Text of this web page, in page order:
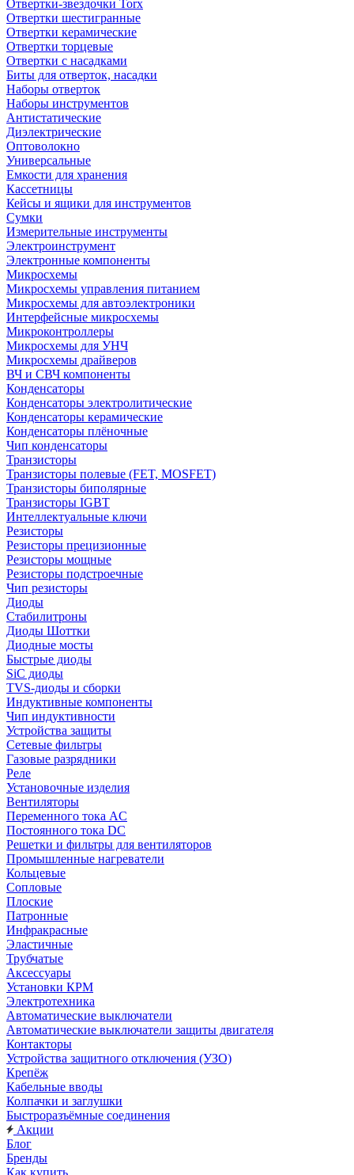
Отвертки-звездочки Torx
Отвертки шестигранные
Отвертки керамические
Отвертки торцевые
Отвертки с насадками
Биты для отверток, насадки
Наборы отверток
Наборы инструментов
Антистатические
Диэлектрические
Оптоволокно
Универсальные
Емкости для хранения
Кассетницы
Кейсы и ящики для инструментов
Сумки
Измерительные инструменты
Электроинструмент
Электронные компоненты
Микросхемы
Микросхемы управления питанием
Микросхемы для автоэлектроники
Интерфейсные микросхемы
Микроконтроллеры
Микросхемы для УНЧ
Микросхемы драйверов
ВЧ и СВЧ компоненты
Конденсаторы
Конденсаторы электролитические
Конденсаторы керамические
Конденсаторы плёночные
Чип конденсаторы
Транзисторы
Транзисторы полевые (FET, MOSFET)
Транзисторы биполярные
Транзисторы IGBT
Интеллектуальные ключи
Резисторы
Резисторы прецизионные
Резисторы мощные
Резисторы подстроечные
Чип резисторы
Диоды
Стабилитроны
Диоды Шоттки
Диодные мосты
Быстрые диоды
SiC диоды
TVS-диоды и сборки
Индуктивные компоненты
Чип индуктивности
Устройства защиты
Сетевые фильтры
Газовые разрядники
Реле
Установочные изделия
Вентиляторы
Переменного тока AC
Постоянного тока DC
Решетки и фильтры для вентиляторов
Промышленные нагреватели
Кольцевые
Сопловые
Плоские
Патронные
Инфракрасные
Эластичные
Трубчатые
Аксессуары
Установки КРМ
Электротехника
Автоматические выключатели
Автоматические выключатели защиты двигателя
Контакторы
Устройства защитного отключения (УЗО)
Крепёж
Кабельные вводы
Колпачки и заглушки
Быстроразъёмные соединения
Акции
Блог
Бренды
Как купить